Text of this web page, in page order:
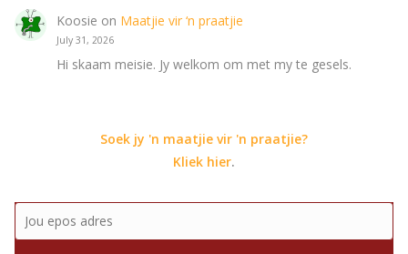
Koosie on Maatjie vir ‘n praatjie
July 31, 2026
Hi skaam meisie. Jy welkom om met my te gesels.
Soek jy 'n maatjie vir 'n praatjie?
Kliek hier.